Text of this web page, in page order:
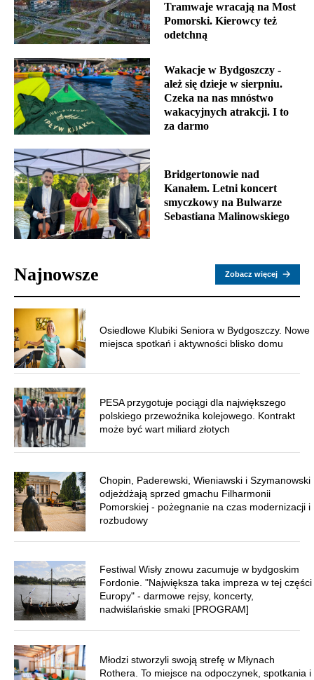
Tramwaje wracają na Most
Pomorski. Kierowcy też
odetchną
Wakacje w Bydgoszczy -
ależ się dzieje w sierpniu.
Czeka na nas mnóstwo
wakacyjnych atrakcji. I to
za darmo
Bridgertonowie nad
Kanałem. Letni koncert
smyczkowy na Bulwarze
Sebastiana Malinowskiego
Najnowsze Zobacz więcej
Osiedlowe Klubiki Seniora w Bydgoszczy. Nowe
miejsca spotkań i aktywności blisko domu
PESA przygotuje pociągi dla największego
polskiego przewoźnika kolejowego. Kontrakt
może być wart miliard złotych
Chopin, Paderewski, Wieniawski i Szymanowski
odjeżdżają sprzed gmachu Filharmonii
Pomorskiej - pożegnanie na czas modernizacji i
rozbudowy
Festiwal Wisły znowu zacumuje w bydgoskim
Fordonie. "Największa taka impreza w tej części
Europy" - darmowe rejsy, koncerty,
nadwiślańskie smaki [PROGRAM]
Młodzi stworzyli swoją strefę w Młynach
Rothera. To miejsce na odpoczynek, spotkania i